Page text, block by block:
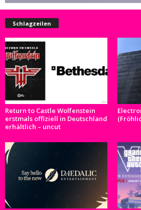
Schlagzeilen
Return to Castle Wolfenstein
erstmals offiziell in Deutschland
erhältlich – uncut